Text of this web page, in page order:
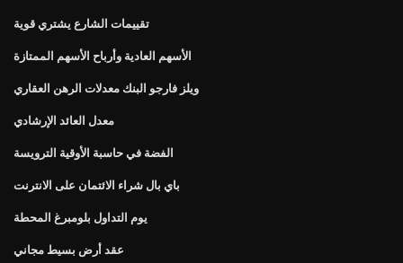
تقييمات الشارع يشتري قوية
الأسهم العادية وأرباح الأسهم الممتازة
ويلز فارجو البنك معدلات الرهن العقاري
معدل العائد الإرشادي
الفضة في حاسبة الأوقية الترويسة
باي بال شراء الائتمان على الانترنت
يوم التداول بلومبرغ المحطة
عقد أرض بسيط مجاني